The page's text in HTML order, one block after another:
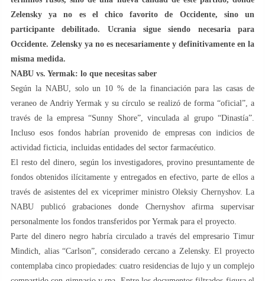
Zelensky ya no es el chico favorito de Occidente, sino un
participante debilitado. Ucrania sigue siendo necesaria para
Occidente. Zelensky ya no es necesariamente y definitivamente en la
misma medida.
NABU vs. Yermak: lo que necesitas saber
Según la NABU, solo un 10 % de la financiación para las casas de
veraneo de Andriy Yermak y su círculo se realizó de forma “oficial”, a
través de la empresa “Sunny Shore”, vinculada al grupo “Dinastía”.
Incluso esos fondos habrían provenido de empresas con indicios de
actividad ficticia, incluidas entidades del sector farmacéutico.
El resto del dinero, según los investigadores, provino presuntamente de
fondos obtenidos ilícitamente y entregados en efectivo, parte de ellos a
través de asistentes del ex viceprimer ministro Oleksiy Chernyshov. La
NABU publicó grabaciones donde Chernyshov afirma supervisar
personalmente los fondos transferidos por Yermak para el proyecto.
Parte del dinero negro habría circulado a través del empresario Timur
Mindich, alias “Carlson”, considerado cercano a Zelensky. El proyecto
contemplaba cinco propiedades: cuatro residencias de lujo y un complejo